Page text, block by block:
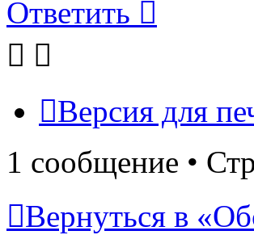
Ответить
Версия для
1 сообщение •
Вернуться в